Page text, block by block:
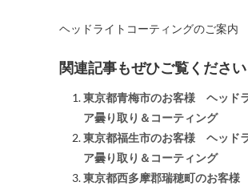
ヘッドライトコーティングのご案内
関連記事もぜひご覧ください
東京都青梅市のお客様 ヘッド
ア曇り取り＆コーティング
東京都福生市のお客様 ヘッド
ア曇り取り＆コーティング
東京都西多摩郡瑞穂町のお客